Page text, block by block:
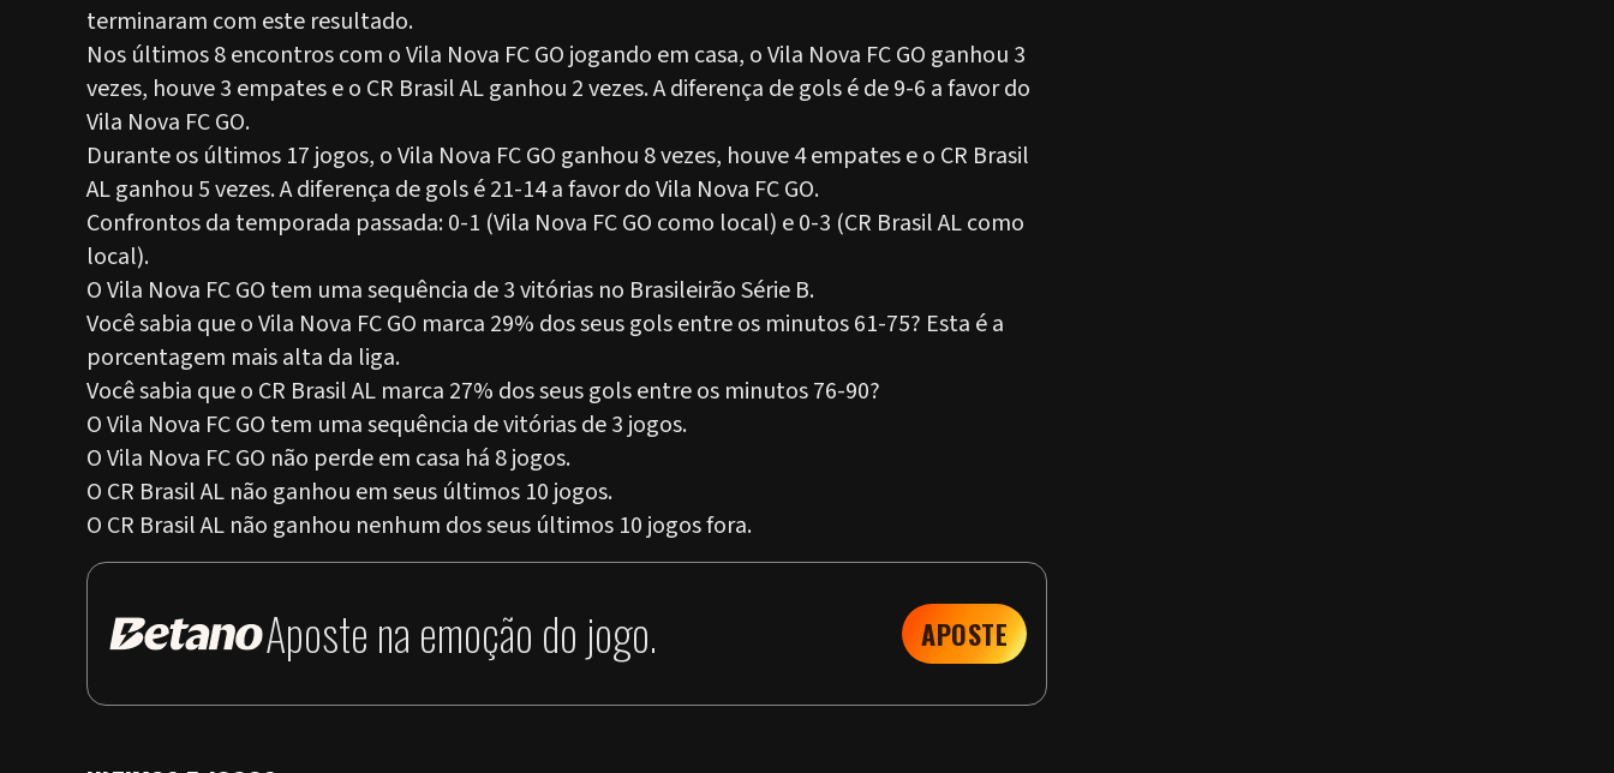
terminaram com este resultado.
Nos últimos 8 encontros com o Vila Nova FC GO jogando em casa, o Vila Nova FC GO ganhou 3
vezes, houve 3 empates e o CR Brasil AL ganhou 2 vezes. A diferença de gols é de 9-6 a favor do
Vila Nova FC GO.
Durante os últimos 17 jogos, o Vila Nova FC GO ganhou 8 vezes, houve 4 empates e o CR Brasil
AL ganhou 5 vezes. A diferença de gols é 21-14 a favor do Vila Nova FC GO.
Confrontos da temporada passada: 0-1 (Vila Nova FC GO como local) e 0-3 (CR Brasil AL como
local).
O Vila Nova FC GO tem uma sequência de 3 vitórias no Brasileirão Série B.
Você sabia que o Vila Nova FC GO marca 29% dos seus gols entre os minutos 61-75? Esta é a
porcentagem mais alta da liga.
Você sabia que o CR Brasil AL marca 27% dos seus gols entre os minutos 76-90?
O Vila Nova FC GO tem uma sequência de vitórias de 3 jogos.
O Vila Nova FC GO não perde em casa há 8 jogos.
O CR Brasil AL não ganhou em seus últimos 10 jogos.
O CR Brasil AL não ganhou nenhum dos seus últimos 10 jogos fora.
Aposte na emoção do jogo. APOSTE